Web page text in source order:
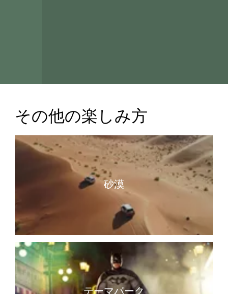
その他の楽しみ方
砂漠
テーマパーク